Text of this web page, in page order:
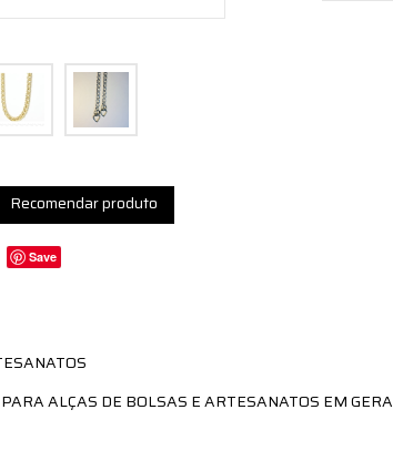
Recomendar produto
Save
ALÇAS DE BOLSAS E ARTESANATOS EM